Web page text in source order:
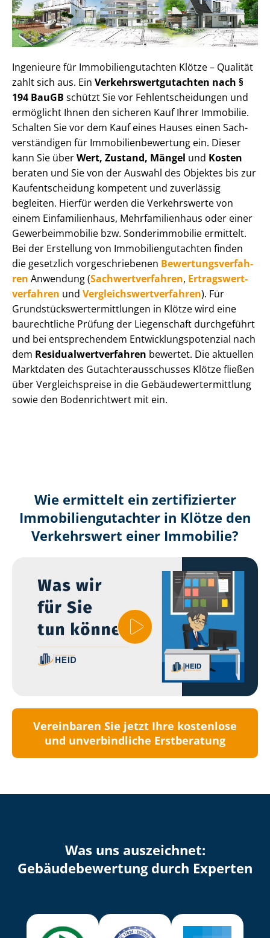
Ingenieure für Im­mo­bi­li­en­gut­ach­ten Klötze – Qualität
zahlt sich aus. Ein Ver­kehrs­wert­gut­ach­ten nach §
194 BauGB schützt Sie vor Fehl­ent­schei­dun­gen und
ermöglicht Ihnen den sicheren Kauf Ihrer Immobilie.
Schalten Sie vor dem Kauf eines Hauses einen Sach­
ver­stän­di­gen für Im­mo­bi­li­en­be­wer­tung ein. Dieser
kann Sie überWert, Zustand, Mängel und Kosten
beraten und Sie von der Auswahl des Objektes bis zur
Kauf­ent­schei­dung kompetent und zuverlässig
begleiten. Hierfür werden die Verkehrswerte von
einem Einfamilienhaus, Mehr­fa­mi­li­en­haus oder einer
Ge­wer­be­im­mo­bi­lie bzw. Sonderimmobilie ermittelt.
Bei der Erstellung von Im­mo­bi­li­en­gut­ach­ten finden
die gesetzlich vor­ge­schrie­be­nen Be­wer­tungs­ver­fah­
ren Anwendung (Sach­wert­ver­fah­ren, Er­trags­wert­
ver­fah­ren und Ver­gleichs­wert­ver­fah­ren). Für
Grund­stücks­wert­ermitt­lun­gen in Klötze wird eine
baurechtliche Prüfung der Liegenschaft durchgeführt
und bei entsprechendem Ent­wick­lungs­po­ten­zi­al nach
dem Re­si­du­al­wert­ver­fah­ren bewertet. Die aktuellen
Marktdaten des Gut­ach­ter­aus­schus­ses Klötze fließen
über Ver­gleichs­prei­se in die Ge­bäu­de­wert­ermitt­lung
sowie den Bodenrichtwert mit ein.
Wie ermittelt ein zertifizierter
Immobilien­gutachter in Klötze den
Verkehrswert einer Immobilie?
Vereinbaren Sie jetzt Ihre kostenlose
und unverbindliche Erstberatung
Was uns auszeichnet:
Ge­bäu­de­be­wer­tung durch Experten